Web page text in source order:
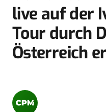
live auf der
Tour durch
Österreich